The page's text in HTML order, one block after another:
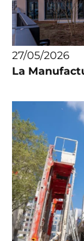
27/05/2026
La